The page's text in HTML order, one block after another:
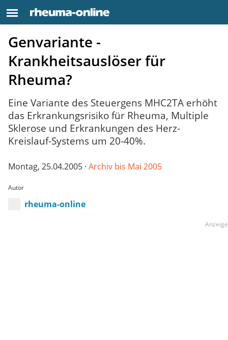
Genvariante -
Krankheitsauslöser für
Rheuma?
Eine Variante des Steuergens MHC2TA erhöht
das Erkrankungsrisiko für Rheuma, Multiple
Sklerose und Erkrankungen des Herz-
Kreislauf-Systems um 20-40%.
Montag, 25.04.2005 · Archiv bis Mai 2005
Autor
rheuma-online